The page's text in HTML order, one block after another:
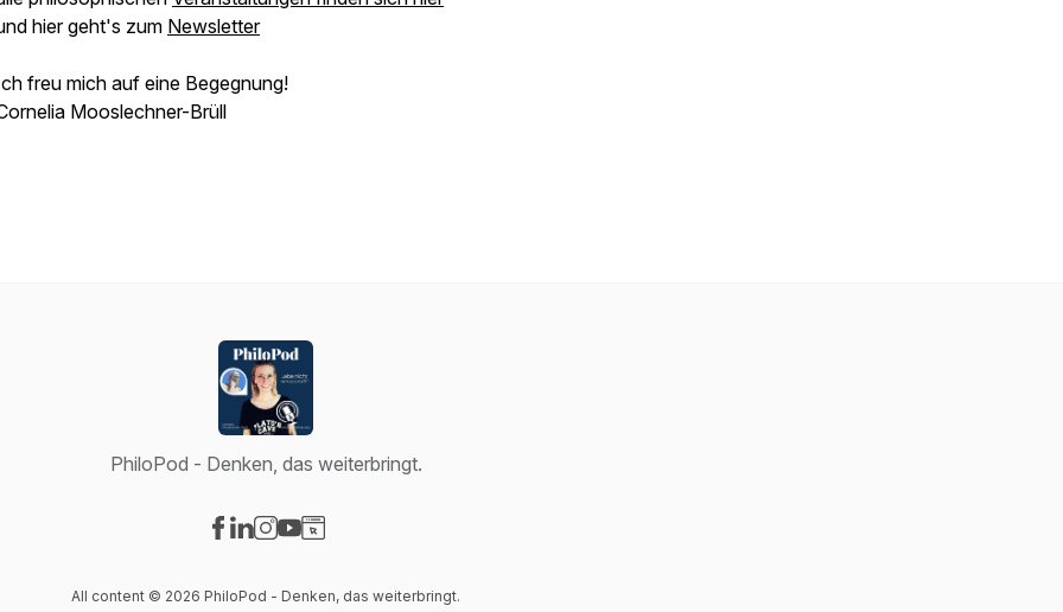
hier geht's zum Newsletter
freu mich auf eine Begegnung!
Mooslechner-Brüll
PhiloPod - Denken, das weiterbringt.
All content © 2026 PhiloPod - Denken, das weiterbringt.